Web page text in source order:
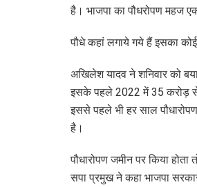
है। भाजपा का पौधरोपण महज
पौधे कहां लगाये गये हैं इसका कोई
अखिलेश यादव ने शनिवार को
इसके पहले 2022 में 35 करोड़ से
इससे पहले भी हर साल
है।
पौधारोपण जमीन पर किया होता
सपा प्रमुख ने कहा भाजपा